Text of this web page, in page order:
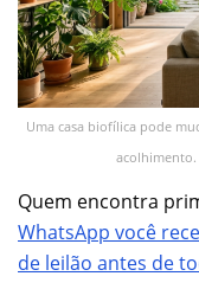
Uma casa biofílica pode
acolhimento.
Quem encontra
WhatsApp você
de leilão antes de